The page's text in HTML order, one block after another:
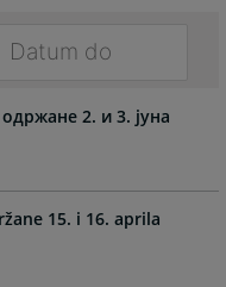
2. и 3. јуна
15. i 16. aprila